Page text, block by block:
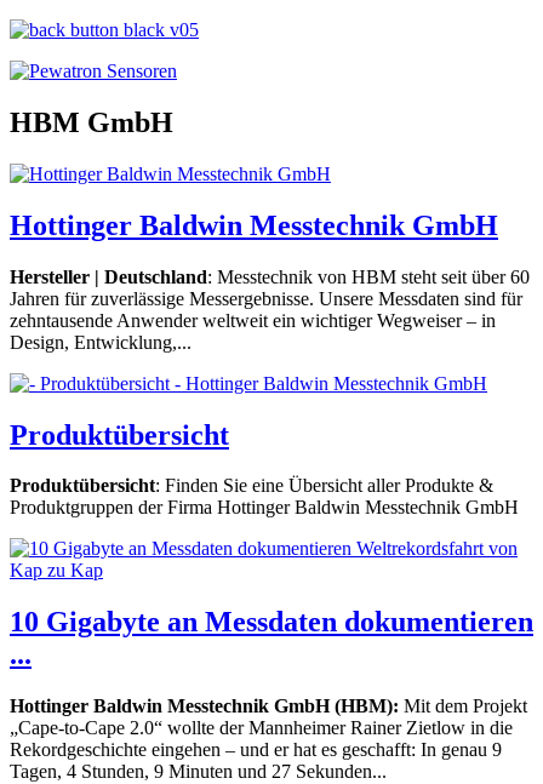
HBM GmbH
Hottinger Baldwin Messtechnik GmbH
Hersteller | Deutschland: Messtechnik von HBM steht seit über 60
Jahren für zuverlässige Messergebnisse. Unsere Messdaten sind für
zehntausende Anwender weltweit ein wichtiger Wegweiser – in
Design, Entwicklung,...
Produktübersicht
Produktübersicht: Finden Sie eine Übersicht aller Produkte &
Produktgruppen der Firma Hottinger Baldwin Messtechnik GmbH
10 Gigabyte an Messdaten dokumentieren
...
Hottinger Baldwin Messtechnik GmbH (HBM): Mit dem Projekt
„Cape-to-Cape 2.0“ wollte der Mannheimer Rainer Zietlow in die
Rekordgeschichte eingehen – und er hat es geschafft: In genau 9
Tagen, 4 Stunden, 9 Minuten und 27 Sekunden...